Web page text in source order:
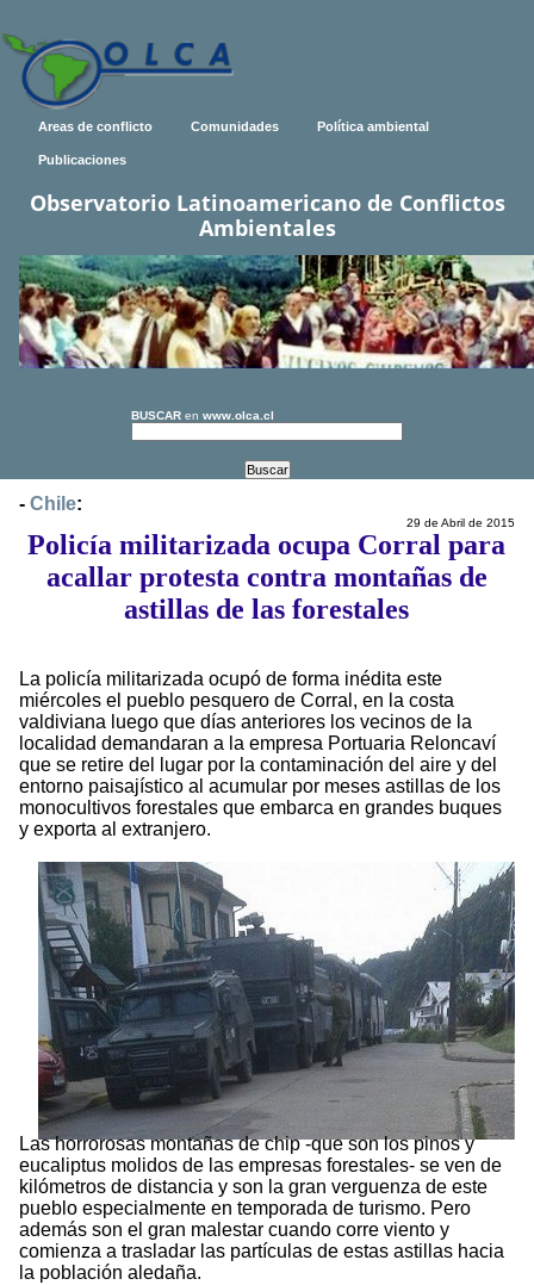
Areas de conflicto Comunidades Política ambiental
Publicaciones
Observatorio Latinoamericano de Conflictos
Ambientales
BUSCAR en www.olca.cl
- Chile:
29 de Abril de 2015
Policía militarizada ocupa Corral para
acallar protesta contra montañas de
astillas de las forestales
La policía militarizada ocupó de forma inédita este
miércoles el pueblo pesquero de Corral, en la costa
valdiviana luego que días anteriores los vecinos de la
localidad demandaran a la empresa Portuaria Reloncaví
que se retire del lugar por la contaminación del aire y del
entorno paisajístico al acumular por meses astillas de los
monocultivos forestales que embarca en grandes buques
y exporta al extranjero.
Las horrorosas montañas de chip -que son los pinos y
eucaliptus molidos de las empresas forestales- se ven de
kilómetros de distancia y son la gran verguenza de este
pueblo especialmente en temporada de turismo. Pero
además son el gran malestar cuando corre viento y
comienza a trasladar las partículas de estas astillas hacia
la población aledaña.